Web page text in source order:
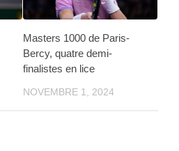
Masters 1000 de Paris-
Bercy, quatre demi-
finalistes en lice
NOVEMBRE 1, 2024